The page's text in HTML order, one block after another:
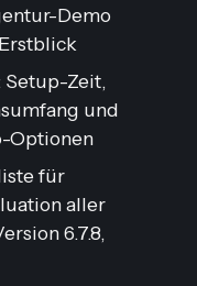
Demo
Zeit,
und
Optionen
für
aller
6.7.8,